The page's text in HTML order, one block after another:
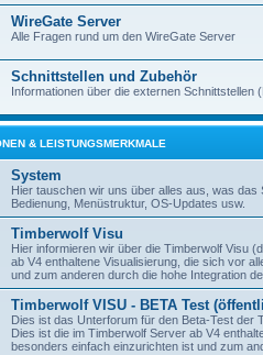
WireGate Server
Alle Fragen rund um den WireGate Server
Schnittstellen und Zubehör
Informationen über die externen
& LEISTUNGSMERKMALE
System
Hier tauschen wir uns über alles aus, was
Bedienung, Menüstruktur, OS-Updates usw.
Timberwolf Visu
Hier informieren wir über die Timberwolf Visu
ab V4 enthaltene Visualisierung, die sich vor
und zum anderen durch die hohe Integration
Timberwolf VISU - BETA Test
Dies ist das Unterforum für den Beta-Test der
Dies ist die im Timberwolf Server ab V4
besonders einfach einzurichten ist und zum